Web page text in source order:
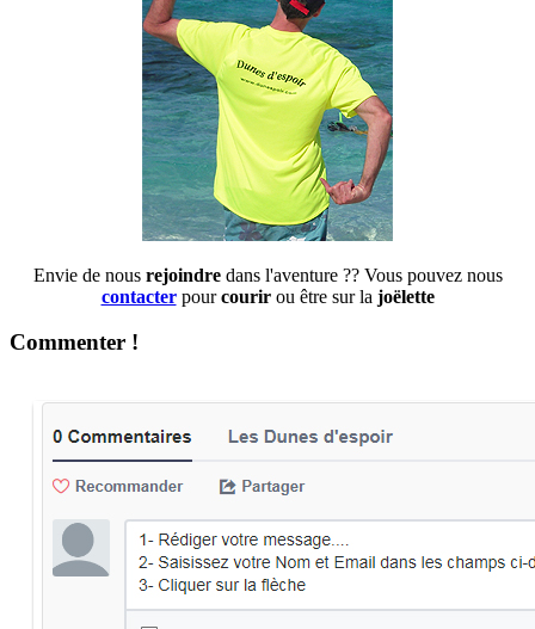
Envie de nous rejoindre dans l'aventure ?? Vous pouvez nous
contacterpourcourir ou être sur la joëlette
Commenter !